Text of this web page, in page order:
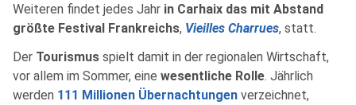
Weiteren findet jedes Jahr in Carhaix das mit Abstand
größte Festival Frankreichs, Vieilles Charrues, statt.
Der Tourismus spielt damit in der regionalen Wirtschaft,
vor allem im Sommer, eine wesentliche Rolle. Jährlich
werden 111 Millionen Übernachtungen verzeichnet,